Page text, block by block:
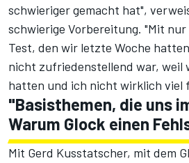
schwieriger gemacht hat",
schwierige Vorbereitung. "Mit
Test, den wir letzte Woche
nicht zufriedenstellend war, weil
hatten und ich nicht wirklich viel
"Basisthemen, die uns
Warum Glock einen
Mit Gerd Kusstatscher, mit dem